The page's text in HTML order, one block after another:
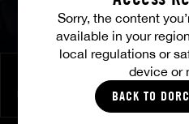
Sorry, the content
available in your
local regulations or
device or
BACK TO
Brennende Freundschaft
MATTY MILA PEREZ